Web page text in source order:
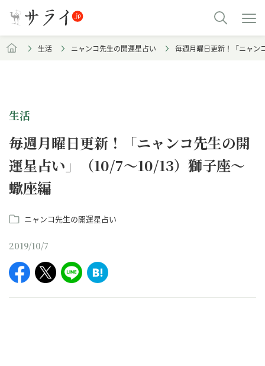
生活 ニャンコ先生の開運星占い 毎週月曜日更新！「ニャン
生活
毎週月曜日更新！「ニャンコ先生の開
運星占い」（10/7～10/13）獅子座～
蠍座編
ニャンコ先生の開運星占い
2019/10/7